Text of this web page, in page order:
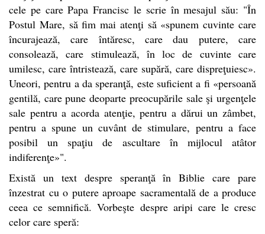
cele pe care Papa Francisc le scrie în mesajul său: "În
Postul Mare, să fim mai atenţi să «spunem cuvinte care
încurajează, care întăresc, care dau putere, care
consolează, care stimulează, în loc de cuvinte care
umilesc, care întristează, care supără, care dispreţuiesc».
Uneori, pentru a da speranţă, este suficient a fi «persoană
gentilă, care pune deoparte preocupările sale şi urgenţele
sale pentru a acorda atenţie, pentru a dărui un zâmbet,
pentru a spune un cuvânt de stimulare, pentru a face
posibil un spaţiu de ascultare în mijlocul atâtor
indiferenţe»".
Există un text despre speranţă în Biblie care pare
înzestrat cu o putere aproape sacramentală de a produce
ceea ce semnifică. Vorbeşte despre aripi care le cresc
celor care speră: